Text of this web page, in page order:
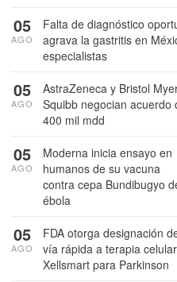
Falta de diagnóstico
agrava la gastritis en
especialistas
05
AGO
AstraZeneca y Bristol
Squibb negocian acuerdo
400 mil mdd
05
AGO
Moderna inicia ensayo en
humanos de su vacuna
contra cepa Bundibugyo
ébola
05
AGO
FDA otorga designación
vía rápida a terapia
Xellsmart para Parkinson
05
AGO